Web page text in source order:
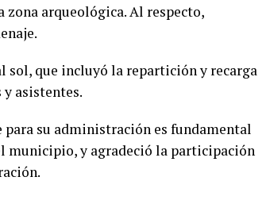
arqueológica. Al respecto,
que incluyó la repartición y recarga
asistentes.
su administración es fundamental
municipio, y agradeció la participación